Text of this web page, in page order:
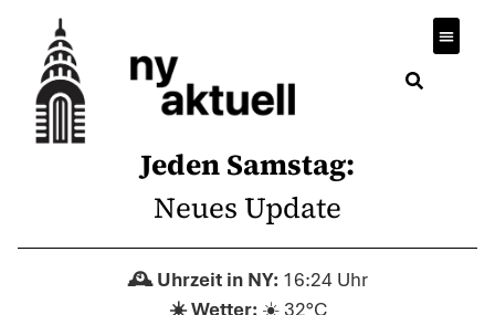
Jeden Samstag:
Neues Update
16:24 Uhr
☀️ 32°C